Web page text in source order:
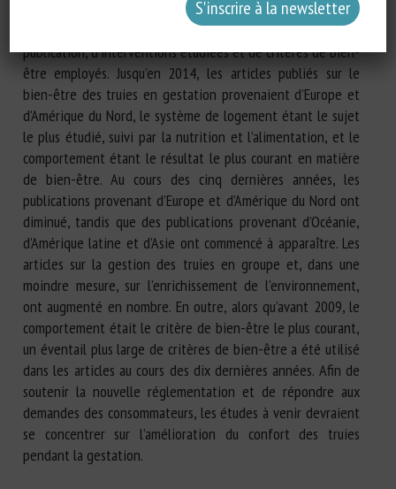
gestation a augmenté, mais au cours des 5 dernières
années, la tendance a changé à la fois en termes de pays de
publication, d’interventions étudiées et de critères de bien-
être employés. Jusqu’en 2014, les articles publiés sur le
bien-être des truies en gestation provenaient d’Europe et
d’Amérique du Nord, le système de logement étant le sujet
le plus étudié, suivi par la nutrition et l’alimentation, et le
comportement étant le résultat le plus courant en matière
de bien-être. Au cours des cinq dernières années, les
publications provenant d’Europe et d’Amérique du Nord ont
diminué, tandis que des publications provenant d’Océanie,
d’Amérique latine et d’Asie ont commencé à apparaître. Les
articles sur la gestion des truies en groupe et, dans une
moindre mesure, sur l’enrichissement de l’environnement,
ont augmenté en nombre. En outre, alors qu’avant 2009, le
comportement était le critère de bien-être le plus courant,
un éventail plus large de critères de bien-être a été utilisé
dans les articles au cours des dix dernières années. Afin de
soutenir la nouvelle réglementation et de répondre aux
demandes des consommateurs, les études à venir devraient
se concentrer sur l’amélioration du confort des truies
pendant la gestation.